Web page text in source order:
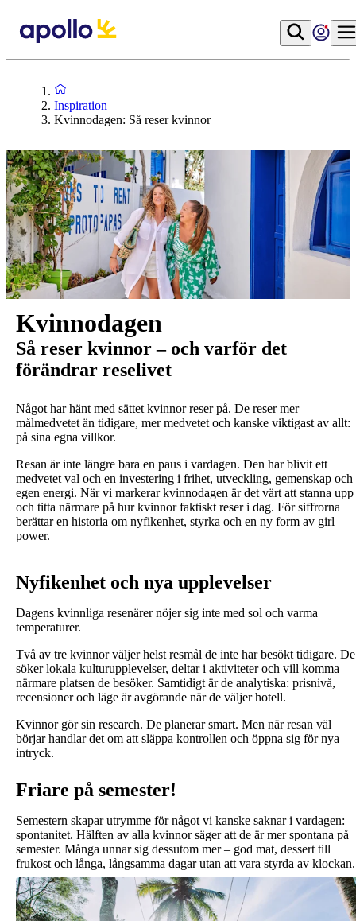
Inspiration
Kvinnodagen: Så reser kvinnor
Kvinnodagen
Så reser kvinnor – och varför det
förändrar reselivet
Något har hänt med sättet kvinnor reser på. De reser mer
målmedvetet än tidigare, mer medvetet och kanske viktigast av allt:
på sina egna villkor.
Resan är inte längre bara en paus i vardagen. Den har blivit ett
medvetet val och en investering i frihet, utveckling, gemenskap och
egen energi. När vi markerar kvinnodagen är det värt att stanna upp
och titta närmare på hur kvinnor faktiskt reser i dag. För siffrorna
berättar en historia om nyfikenhet, styrka och en ny form av girl
power.
Nyfikenhet och nya upplevelser
Dagens kvinnliga resenärer nöjer sig inte med sol och varma
temperaturer.
Två av tre kvinnor väljer helst resmål de inte har besökt tidigare. De
söker lokala kulturupplevelser, deltar i aktiviteter och vill komma
närmare platsen de besöker. Samtidigt är de analytiska: prisnivå,
recensioner och läge är avgörande när de väljer hotell.
Kvinnor gör sin research. De planerar smart. Men när resan väl
börjar handlar det om att släppa kontrollen och öppna sig för nya
intryck.
Friare på semester!
Semestern skapar utrymme för något vi kanske saknar i vardagen:
spontanitet. Hälften av alla kvinnor säger att de är mer spontana på
semester. Många unnar sig dessutom mer – god mat, dessert till
frukost och långa, långsamma dagar utan att vara styrda av klockan.